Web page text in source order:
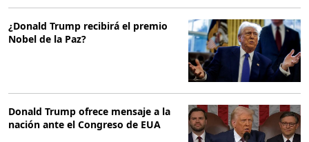
¿Donald Trump recibirá el premio
Nobel de la Paz?
Donald Trump ofrece mensaje a la
nación ante el Congreso de EUA